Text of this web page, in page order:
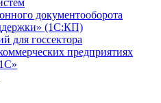
документооборота
(1С:КП)
для госсектора
предприятиях